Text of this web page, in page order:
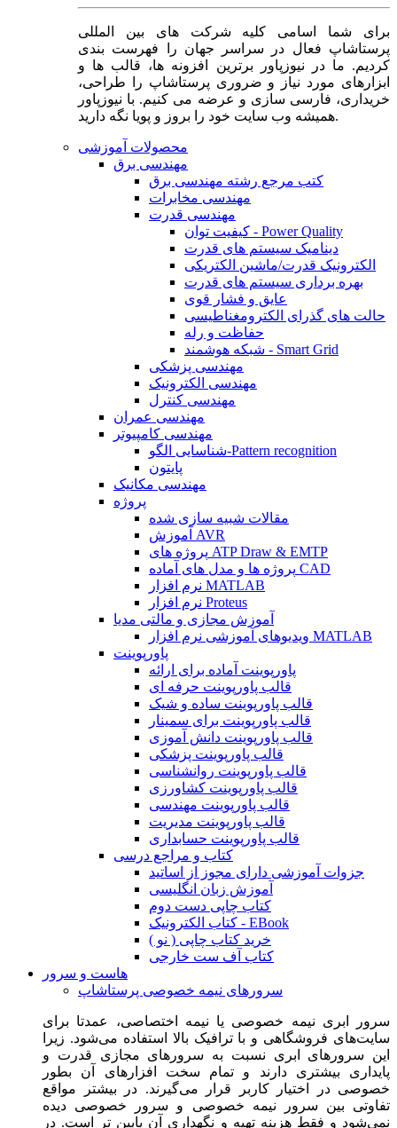
برای شما اسامی کلیه شرکت های بین المللی
پرستاشاپ فعال در سراسر جهان را فهرست بندی
کردیم. ما در نیوزپاور برترین افزونه ها، قالب ها و
ابزارهای مورد نیاز و ضروری پرستاشاپ را طراحی،
خریداری، فارسی سازی و عرضه می کنیم. با نیوزپاور
همیشه وب سایت خود را بروز و پویا نگه دارید.
محصولات آموزشی
مهندسی برق
کتب مرجع رشته مهندسی برق
مهندسی مخابرات
مهندسی قدرت
کیفیت توان - Power Quality
دینامیک سیستم های قدرت
الکترونیک قدرت/ماشین الکتریکی
بهره برداری سیستم های قدرت
عایق و فشار قوی
حالت های گذرای الکترومغناطیسی
حفاظت و رله
شبکه هوشمند - Smart Grid
مهندسی پزشکی
مهندسی الکترونیک
مهندسی کنترل
مهندسی عمران
مهندسی کامپیوتر
شناسایی الگو-Pattern recognition
پایتون
مهندسی مکانیک
پروژه
مقالات شبیه سازی شده
آموزش AVR
پروژه های ATP Draw & EMTP
پروژه ها و مدل های آماده CAD
نرم افزار MATLAB
نرم افزار Proteus
آموزش مجازی و مالتی مدیا
ویدیوهای آموزشی نرم افزار MATLAB
پاورپوینت
پاورپوینت آماده برای ارائه
قالب پاورپوینت حرفه ای
قالب پاورپوینت ساده و شیک
قالب پاورپوینت برای سمینار
قالب پاورپوینت دانش آموزی
قالب پاورپوینت پزشکی
قالب پاورپوینت روانشناسی
قالب پاورپوینت کشاورزی
قالب پاورپوینت مهندسی
قالب پاورپوینت مدیریت
قالب پاورپوینت حسابداری
کتاب و مراجع درسی
جزوات آموزشی دارای مجوز از اساتید
آموزش زبان انگلیسی
کتاب چاپی دست دوم
کتاب الکترونیک - EBook
خرید کتاب چاپی ( نو )
کتاب آف ست خارجی
هاست و سرور
سرورهای نیمه خصوصی پرستاشاپ
سرور ابری نیمه خصوصی یا نیمه اختصاصی، عمدتا برای
سایت‌های فروشگاهی و با ترافیک بالا استفاده می‌شود. زیرا
این سرورهای ابری نسبت به سرورهای مجازی قدرت و
پایداری بیشتری دارند و تمام سخت افزارهای آن بطور
خصوصی در اختیار کاربر قرار می‌گیرند. در بیشتر مواقع
تفاوتی بین سرور نیمه خصوصی و سرور خصوصی دیده
نمی‌شود و فقط هزینه تهیه و نگهداری آن پایین تر است. در